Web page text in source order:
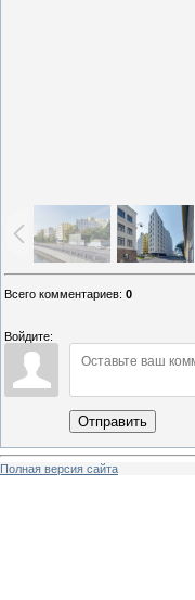
Всего комментариев: 0
Войдите:
Отправить
Полная версия сайта